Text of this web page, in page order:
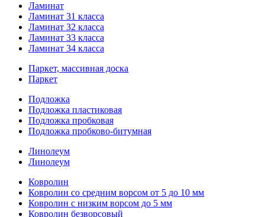
Ламинат
Ламинат 31 класса
Ламинат 32 класса
Ламинат 33 класса
Ламинат 34 класса
Паркет, массивная доска
Паркет
Подложка
Подложка пластиковая
Подложка пробковая
Подложка пробково-битумная
Линолеум
Линолеум
Ковролин
Ковролин со средним ворсом от 5 до 10 мм
Ковролин с низким ворсом до 5 мм
Ковролин безворсовый